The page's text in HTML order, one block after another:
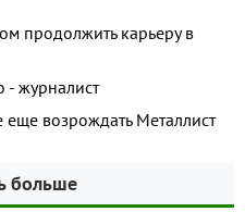
продолжить карьеру в
- журналист
возрождать Металлист
больше